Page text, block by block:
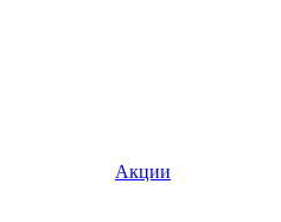
Акции